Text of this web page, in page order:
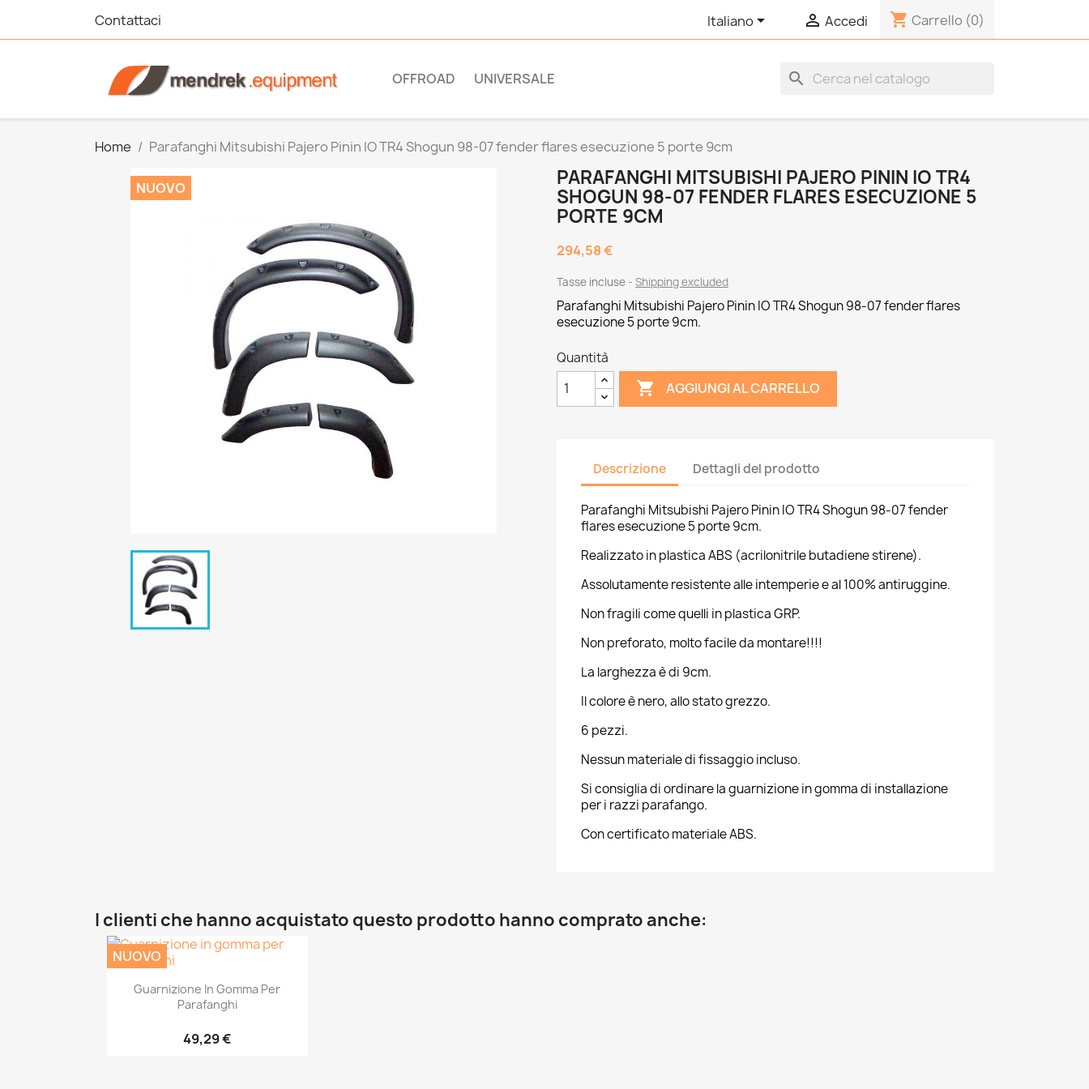
Contattaci Italiano  Accedi shopping_cart Carrello (0)
OFFROAD UNIVERSALE search
Home Parafanghi Mitsubishi Pajero Pinin IO TR4 Shogun 98-07 fender flares esecuzione 5 porte 9cm
NUOVO
PARAFANGHI MITSUBISHI PAJERO PININ IO TR4
SHOGUN 98-07 FENDER FLARES ESECUZIONE 5
PORTE 9CM
294,58 €
Tasse incluse Shipping excluded
Parafanghi Mitsubishi Pajero Pinin IO TR4 Shogun 98-07 fender flares
esecuzione 5 porte 9cm.
Quantità
 AGGIUNGI AL CARRELLO
Descrizione Dettagli del prodotto
Parafanghi Mitsubishi Pajero Pinin IO TR4 Shogun 98-07 fender
flares esecuzione 5 porte 9cm.
Realizzato in plastica ABS (acrilonitrile butadiene stirene).
Assolutamente resistente alle intemperie e al 100% antiruggine.
Non fragili come quelli in plastica GRP.
Non preforato, molto facile da montare!!!!
La larghezza è di 9cm.
Il colore è nero, allo stato grezzo.
6 pezzi.
Nessun materiale di fissaggio incluso.
Si consiglia di ordinare la guarnizione in gomma di installazione
per i razzi parafango.
Con certificato materiale ABS.
I clienti che hanno acquistato questo prodotto hanno comprato anche:
Guarnizione In Gomma Per
Parafanghi
49,29 €
NUOVO